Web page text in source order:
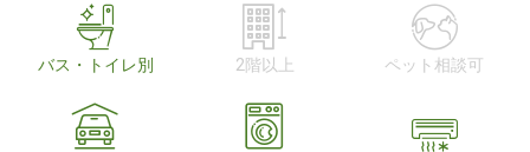
バス・トイレ別 2階以上 ペット相談可